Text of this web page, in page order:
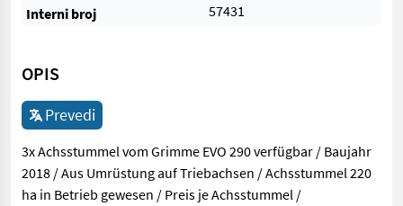
Interni broj
57431
OPIS
Prevedi
3x Achsstummel vom Grimme EVO 290 verfügbar / Baujahr
2018 / Aus Umrüstung auf Triebachsen / Achsstummel 220
ha in Betrieb gewesen / Preis je Achsstummel /